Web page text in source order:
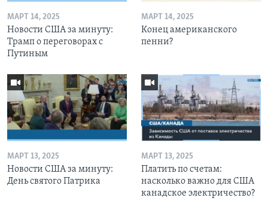
МАРТ 14, 2025
Новости США за минуту:
Трамп о переговорах с
Путиным
МАРТ 14, 2025
Конец американского
пенни?
МАРТ 13, 2025
Новости США за минуту:
День святого Патрика
МАРТ 13, 2025
Платить по счетам:
насколько важно для США
канадское электричество?